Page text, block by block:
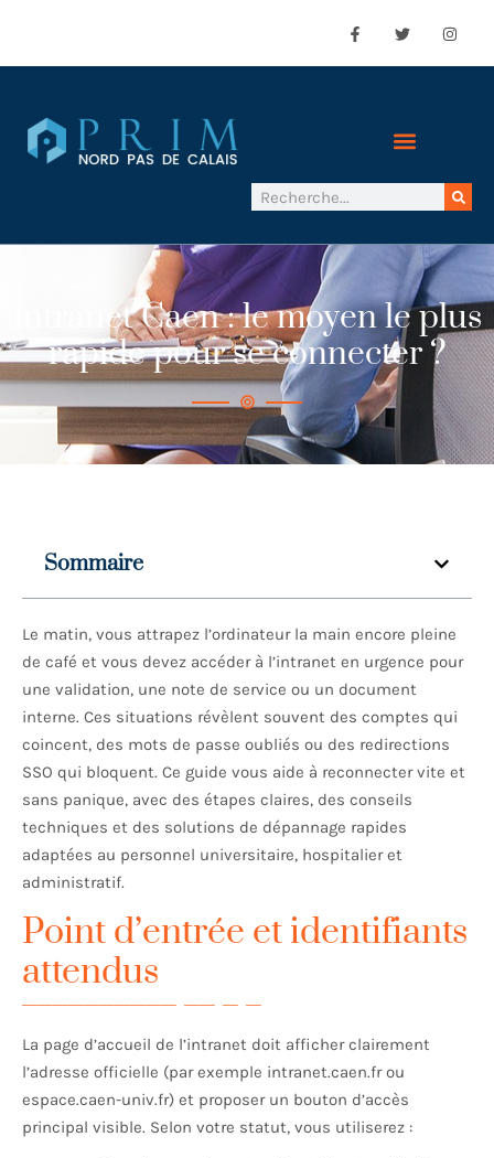
Intranet Caen : le moyen le plus
rapide pour se connecter ?
Sommaire
Le matin, vous attrapez l’ordinateur la main encore pleine
de café et vous devez accéder à l’intranet en urgence pour
une validation, une note de service ou un document
interne. Ces situations révèlent souvent des comptes qui
coincent, des mots de passe oubliés ou des redirections
SSO qui bloquent. Ce guide vous aide à reconnecter vite et
sans panique, avec des étapes claires, des conseils
techniques et des solutions de dépannage rapides
adaptées au personnel universitaire, hospitalier et
administratif.
Point d’entrée et identifiants
attendus
La page d’accueil de l’intranet doit afficher clairement
l’adresse officielle (par exemple intranet.caen.fr ou
espace.caen-univ.fr) et proposer un bouton d’accès
principal visible. Selon votre statut, vous utiliserez :